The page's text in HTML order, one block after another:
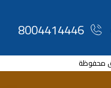
8004414446